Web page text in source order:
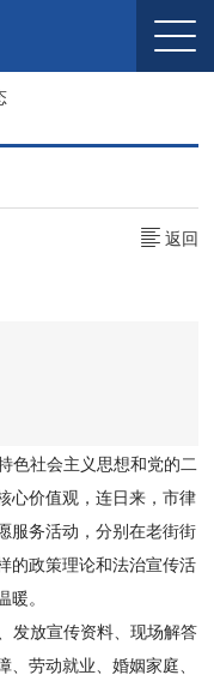
返回
色社会主义思想和党的二
心价值观，连日来，市律
服务活动，分别在老街街
的政策理论和法治宣传活
。
发放宣传资料、现场解答
劳动就业、婚姻家庭、